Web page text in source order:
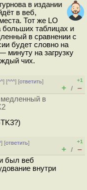
в издании
в веб,
Тот же LO
больших таблицах и
в сравнении с
будет словно на
минуту на загрузку
чих.
] [^^^] [ответить]
+1
+ / –
в
] [ответить]
+1
+ / –
был веб
внутри